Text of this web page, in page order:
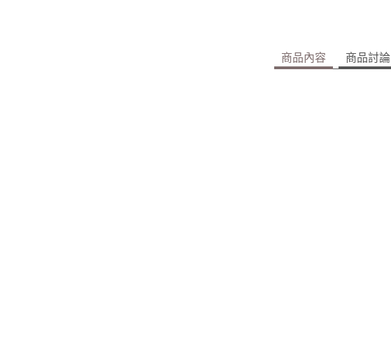
商品內容 商品討論